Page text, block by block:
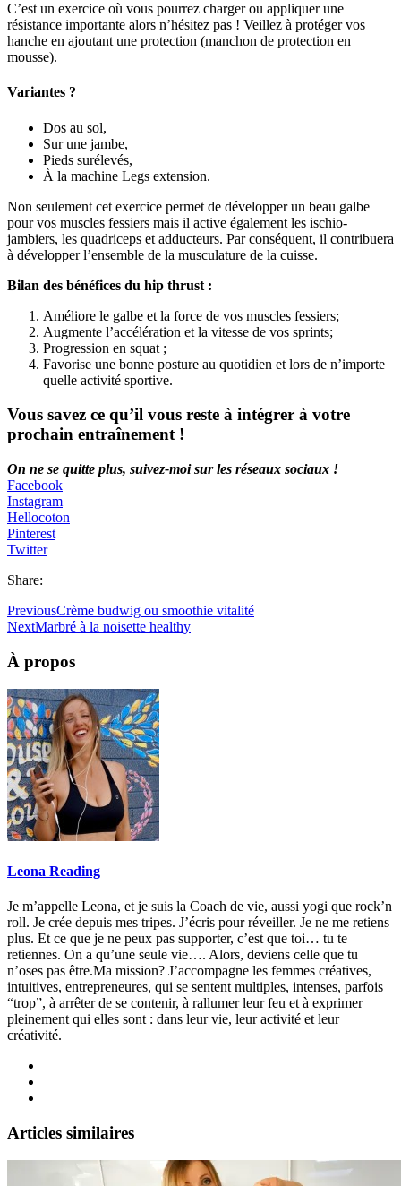
C’est un exercice où vous pourrez charger ou appliquer une
résistance importante alors n’hésitez pas ! Veillez à protéger vos
hanche en ajoutant une protection (manchon de protection en
mousse).
Variantes ?
Dos au sol,
Sur une jambe,
Pieds surélevés,
À la machine Legs extension.
Non seulement cet exercice permet de développer un beau galbe
pour vos muscles fessiers mais il active également les ischio-
jambiers, les quadriceps et adducteurs. Par conséquent, il contribuera
à développer l’ensemble de la musculature de la cuisse.
Bilan des bénéfices du hip thrust :
Améliore le galbe et la force de vos muscles fessiers;
Augmente l’accélération et la vitesse de vos sprints;
Progression en squat ;
Favorise une bonne posture au quotidien et lors de n’importe
quelle activité sportive.
Vous savez ce qu’il vous reste à intégrer à votre
prochain entraînement !
On ne se quitte plus, suivez-moi sur les réseaux sociaux !
Facebook
Instagram
Hellocoton
Pinterest
Twitter
Share:
PreviousCrème budwig ou smoothie vitalité
NextMarbré à la noisette healthy
À propos
Leona Reading
Je m’appelle Leona, et je suis la Coach de vie, aussi yogi que rock’n
roll. Je crée depuis mes tripes. J’écris pour réveiller. Je ne me retiens
plus. Et ce que je ne peux pas supporter, c’est que toi… tu te
retiennes. On a qu’une seule vie…. Alors, deviens celle que tu
n’oses pas être.Ma mission? J’accompagne les femmes créatives,
intuitives, entrepreneures, qui se sentent multiples, intenses, parfois
“trop”, à arrêter de se contenir, à rallumer leur feu et à exprimer
pleinement qui elles sont : dans leur vie, leur activité et leur
créativité.
Articles similaires